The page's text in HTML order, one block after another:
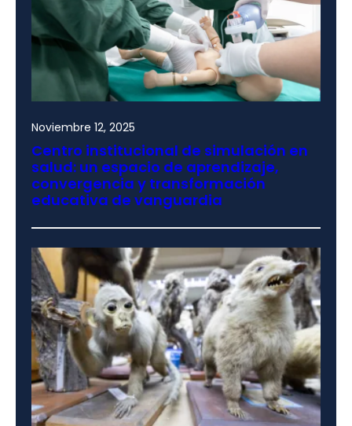
Noviembre 12, 2025
Centro institucional de simulación en
salud: un espacio de aprendizaje,
convergencia y transformación
educativa de vanguardia